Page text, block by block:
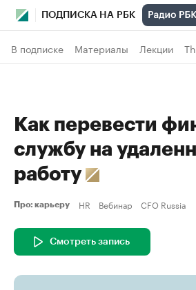
ПОДПИСКА НА РБК
В подписке Материалы Лекции
Как перевести
службу на
работу
Про: карьеру HR Вебинар CFO Russia
Смотреть запись